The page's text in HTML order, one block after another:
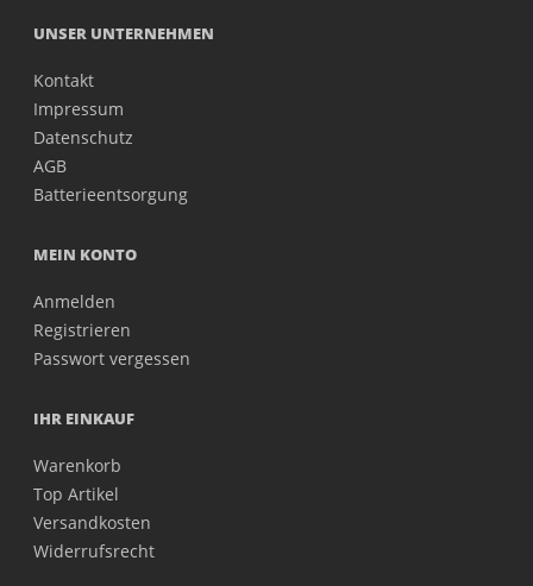
UNSER UNTERNEHMEN
Kontakt
Impressum
Datenschutz
AGB
Batterieentsorgung
MEIN KONTO
Anmelden
Registrieren
Passwort vergessen
IHR EINKAUF
Warenkorb
Top Artikel
Versandkosten
Widerrufsrecht